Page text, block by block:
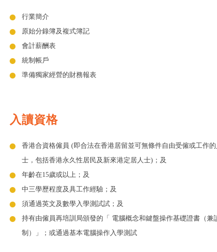
行業簡介
原始分錄簿及複式簿記
會計薪酬表
統制帳戶
準備獨家經營的財務報表
入讀資格
香港合資格僱員 (即合法在香港居留並可無條件自由受僱或工作
士，包括香港永久性居民及新來港定居人士)；及
年齡在15歲或以上；及
中三學歷程度及具工作經驗；及
須通過英文及數學入學測試試；及
持有由僱員再培訓局頒發的「 電腦概念和鍵盤操作基礎證書（兼
制）」；或通過基本電腦操作入學測試